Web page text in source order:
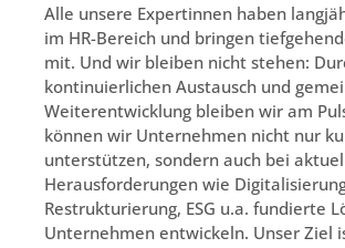
Alle unsere Expertinnen haben
im HR-Bereich und bringen
mit. Und wir bleiben nicht stehen:
kontinuierlichen Austausch und
Weiterentwicklung bleiben wir am
können wir Unternehmen nicht nur
unterstützen, sondern auch bei
Herausforderungen wie
Restrukturierung, ESG u.a. fundierte
Unternehmen entwickeln. Unser Ziel